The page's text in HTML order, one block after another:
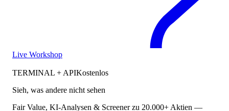
Live Workshop
TERMINAL + APIKostenlos
Sieh, was andere nicht sehen
Fair Value, KI-Analysen & Screener zu 20.000+ Aktien —